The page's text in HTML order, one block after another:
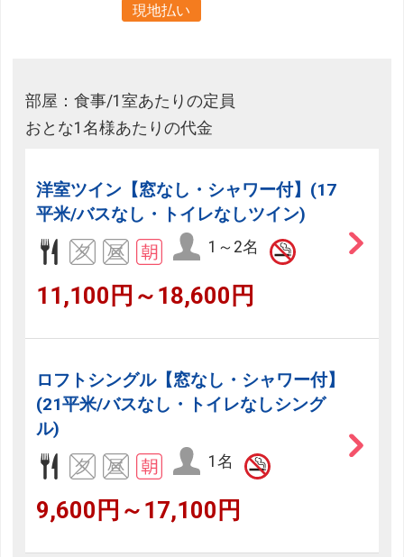
現地払い
部屋：食事/1室あたりの定員
おとな1名様あたりの代金
洋室ツイン【窓なし・シャワー付】(17
平米/バスなし・トイレなしツイン)
1～2名
11,100円～18,600円
ロフトシングル【窓なし・シャワー付】
(21平米/バスなし・トイレなしシング
ル)
1名
9,600円～17,100円